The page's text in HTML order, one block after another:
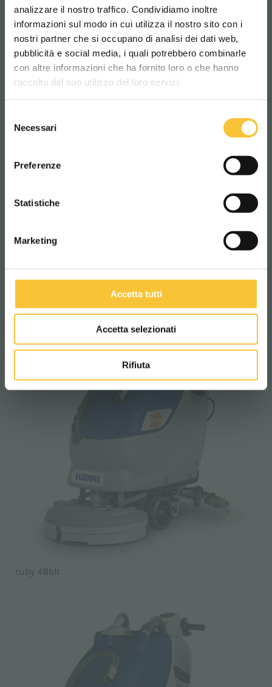
analizzare il nostro traffico. Condividiamo inoltre
informazioni sul modo in cui utilizza il nostro sito con i
nostri partner che si occupano di analisi dei dati web,
pubblicità e social media, i quali potrebbero combinarle
con altre informazioni che ha fornito loro o che hanno
raccolto dal suo utilizzo dei loro servizi.
delNecessari
Preferenze
Statistiche
Marketing
Accetta tutti
Accetta selezionati
Rifiuta
ruby 48bh 3SD Li
ruby 48blt
Scegli il paese in cui ti trovi e la tua
lingua per una migliore esperienza di
navigazione